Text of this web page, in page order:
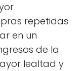
repetidas
en un
de la
lealtad y